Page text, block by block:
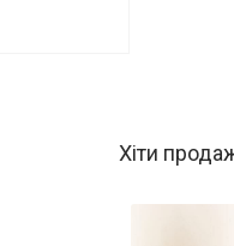
Хіти